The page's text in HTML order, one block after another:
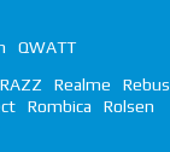
QWATT
RAZZ Realme
Rebus
Rombica
Rolsen